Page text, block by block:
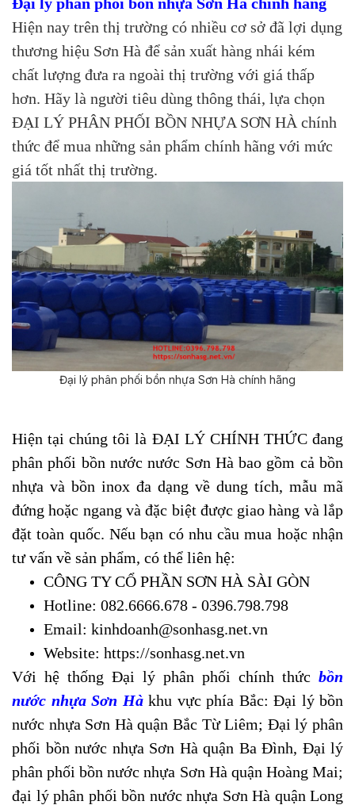
Hiện nay trên thị trường có nhiều cơ sở đã lợi dụng
thương hiệu Sơn Hà để sản xuất hàng nhái kém
chất lượng đưa ra ngoài thị trường với giá thấp
hơn. Hãy là người tiêu dùng thông thái, lựa chọn
ĐẠI LÝ PHÂN PHỐI BỒN NHỰA SƠN HÀ chính
thức để mua những sản phẩm chính hãng với mức
giá tốt nhất thị trường.
Đại lý phân phối bồn nhựa Sơn Hà chính hãng
Hiện tại chúng tôi là ĐẠI LÝ CHÍNH THỨC đang
phân phối bồn nước nước Sơn Hà bao gồm cả bồn
nhựa và bồn inox đa dạng về dung tích, mẫu mã
đứng hoặc ngang và đặc biệt được giao hàng và lắp
đặt toàn quốc. Nếu bạn có nhu cầu mua hoặc nhận
tư vấn về sản phẩm, có thể liên hệ:
CÔNG TY CỔ PHẦN SƠN HÀ SÀI GÒN
Hotline: 082.6666.678 - 0396.798.798
Email: kinhdoanh@sonhasg.net.vn
Website: https://sonhasg.net.vn
Với hệ thống Đại lý phân phối chính thức bồn
nước nhựa Sơn Hàkhu vực phía Bắc: Đại lý bồn
nước nhựa Sơn Hà quận Bắc Từ Liêm; Đại lý phân
phối bồn nước nhựa Sơn Hà quận Ba Đình, Đại lý
phân phối bồn nước nhựa Sơn Hà quận Hoàng Mai;
đại lý phân phối bồn nước nhựa Sơn Hà quận Long